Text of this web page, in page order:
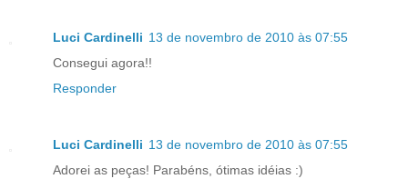
Luci Cardinelli 13 de novembro de 2010 às 07:55
Consegui agora!!
Responder
Luci Cardinelli 13 de novembro de 2010 às 07:55
Adorei as peças! Parabéns, ótimas idéias :)